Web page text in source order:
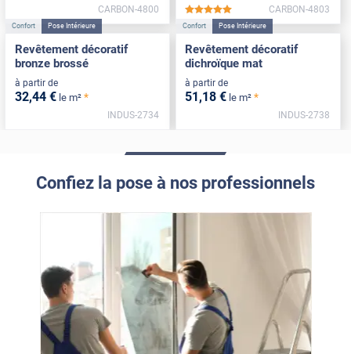
CARBON-4800 CARBON-4803
Confort Pose Intérieure
Revêtement décoratif
bronze brossé
à partir de
32,44 € le m² *
INDUS-2734
Confort Pose Intérieure
Revêtement décoratif
dichroïque mat
à partir de
51 ,18 € le m² *
INDUS-2738
Confiez la pose à nos professionnels